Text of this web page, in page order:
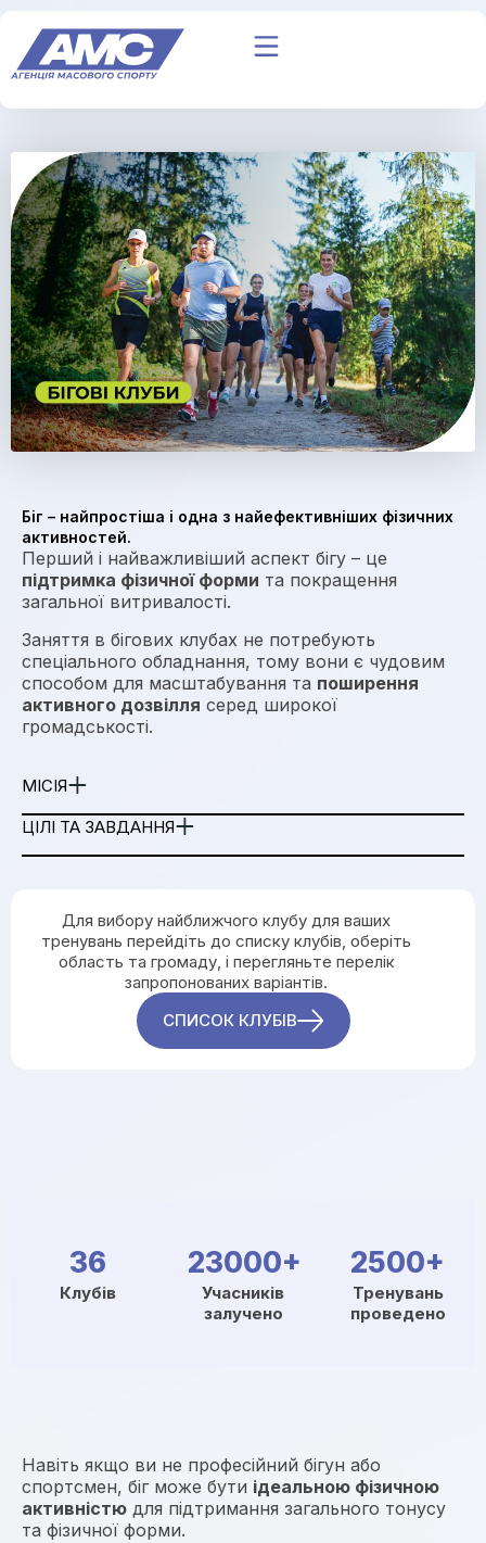
Біг – найпростіша і одна з найефективніших фізичних
активностей.
Перший і найважливіший аспект бігу – це
підтримка фізичної форми та покращення
загальної витривалості.
Заняття в бігових клубах не потребують
спеціального обладнання, тому вони є чудовим
способом для масштабування та поширення
активного дозвілля серед широкої
громадськості.
МІСІЯ
ЦІЛІ ТА ЗАВДАННЯ
Для вибору найближчого клубу для ваших
тренувань перейдіть до списку клубів, оберіть
область та громаду, і перегляньте перелік
запропонованих варіантів.
СПИСОК КЛУБІВ
36
Клубів
23000+
Учасників
залучено
2500+
Тренувань
проведено
Навіть якщо ви не професійний бігун або
спортсмен, біг може бути ідеальною фізичною
активністю для підтримання загального тонусу
та фізичної форми.